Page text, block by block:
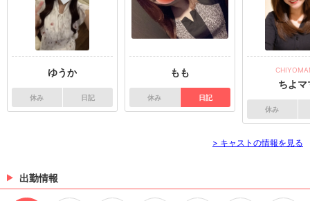
ゆうか
休み 日記
もも
休み 日記
ちよマ
休み
> キャストの情報を見る
出勤情報